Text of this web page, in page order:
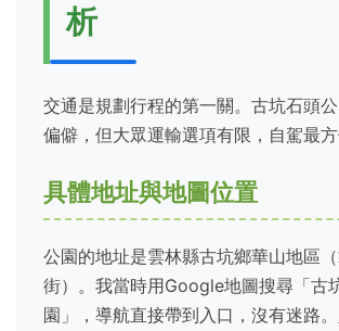
析
交通是規劃行程的第一關。古坑石頭
偏僻，但大眾運輸選項有限，自駕最方
具體地址與地圖位置
公園的地址是雲林縣古坑鄉華山地區
街）。我當時用Google地圖搜尋「古
園」，導航直接帶到入口，沒有迷路